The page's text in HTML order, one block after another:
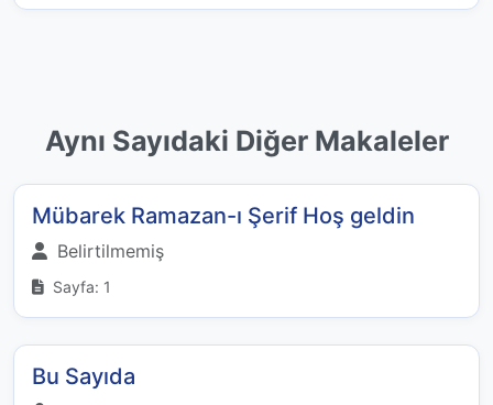
Aynı Sayıdaki Diğer Makaleler
Mübarek Ramazan-ı Şerif Hoş geldin
Belirtilmemiş
Sayfa: 1
Bu Sayıda